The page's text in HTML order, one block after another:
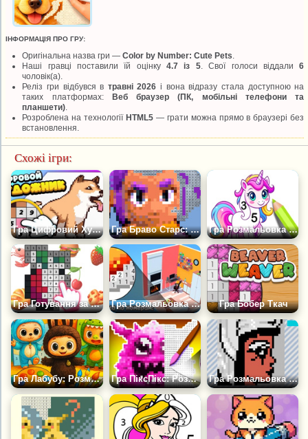
ІНФОРМАЦІЯ ПРО ГРУ:
Оригінальна назва гри —Color by Number: Cute Pets
Наші гравці поставили їй оцінку4.7 із 5. Свої голоси віддали6
чоловік(а).
Реліз гри відбувся в травні 2026 і вона відразу стала доступною на
таких платформах: Веб браузер (ПК, мобільні телефони та
планшети)
Розроблена на технології HTML5— грати можна прямо в браузері без
встановлення.
Схожі ігри:
Гра Цифровий Художник Гра Браво Старс: Розмальовка за номерами Гра Розмальовка за Номерами: Розмальовки Для Дівчаток
Гра Готування за Номерами Гра Розмальовка за номерами: Дизайнер Інтер'єру Гра Бобер Ткач
Гра Лабубу: Розмальовка за Номерами Гра ПіксПікс: Розмальовка по Номерах Гра Розмальовка за номерами для дівчаток